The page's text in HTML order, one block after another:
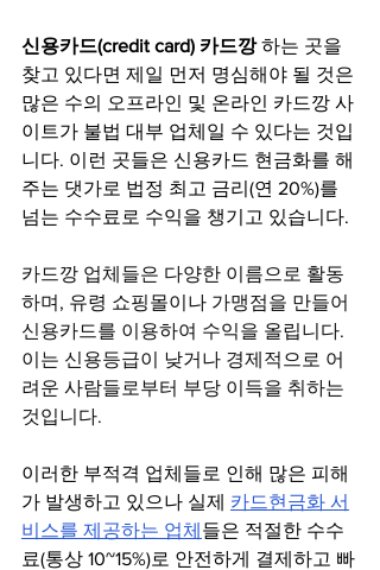
신용카드(credit card) 카드깡 하는 곳을
찾고 있다면 제일 먼저 명심해야 될 것은
많은 수의 오프라인 및 온라인 카드깡 사
이트가 불법 대부 업체일 수 있다는 것입
니다. 이런 곳들은 신용카드 현금화를 해
주는 댓가로 법정 최고 금리(연 20%)를
넘는 수수료로 수익을 챙기고 있습니다.
카드깡 업체들은 다양한 이름으로 활동
하며, 유령 쇼핑몰이나 가맹점을 만들어
신용카드를 이용하여 수익을 올립니다.
이는 신용등급이 낮거나 경제적으로 어
려운 사람들로부터 부당 이득을 취하는
것입니다.
이러한 부적격 업체들로 인해 많은 피해
가 발생하고 있으나 실제 카드현금화 서
비스를 제공하는 업체 들은 적절한 수수
료(통상 10~15%)로 안전하게 결제하고 빠